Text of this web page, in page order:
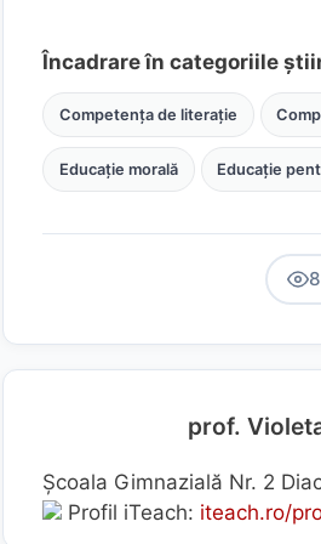
Încadrare în categoriile
Competența de literație
Educație morală Educație
prof.
Școala Gimnazială Nr. 2
Profil iTeach: iteach.ro/